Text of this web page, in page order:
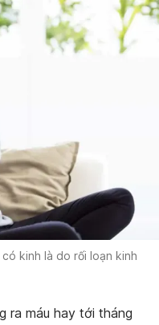
kinh là do rối loạn kinh
ra máu hay tới tháng